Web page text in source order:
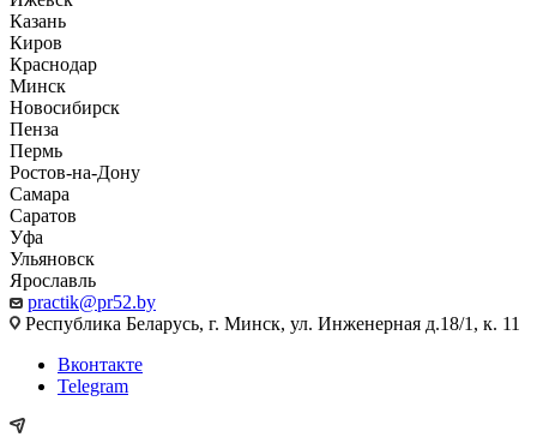
Казань
Киров
Краснодар
Минск
Новосибирск
Пенза
Пермь
Ростов-на-Дону
Самара
Саратов
Уфа
Ульяновск
Ярославль
practik@pr52.by
Республика Беларусь, г. Минск, ул. Инженерная д.18/1, к. 11
Вконтакте
Telegram